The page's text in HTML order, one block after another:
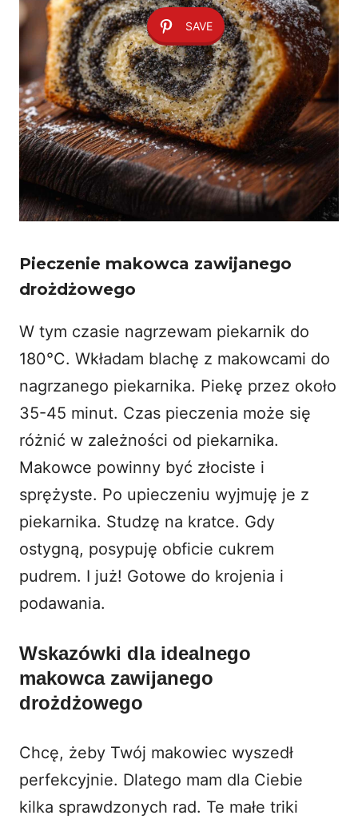
SAVE
Pieczenie makowca zawijanego
drożdżowego
W tym czasie nagrzewam piekarnik do
180°C. Wkładam blachę z makowcami do
nagrzanego piekarnika. Piekę przez około
35-45 minut. Czas pieczenia może się
różnić w zależności od piekarnika.
Makowce powinny być złociste i
sprężyste. Po upieczeniu wyjmuję je z
piekarnika. Studzę na kratce. Gdy
ostygną, posypuję obficie cukrem
pudrem. I już! Gotowe do krojenia i
podawania.
Wskazówki dla idealnego
makowca zawijanego
drożdżowego
Chcę, żeby Twój makowiec wyszedł
perfekcyjnie. Dlatego mam dla Ciebie
kilka sprawdzonych rad. Te małe triki